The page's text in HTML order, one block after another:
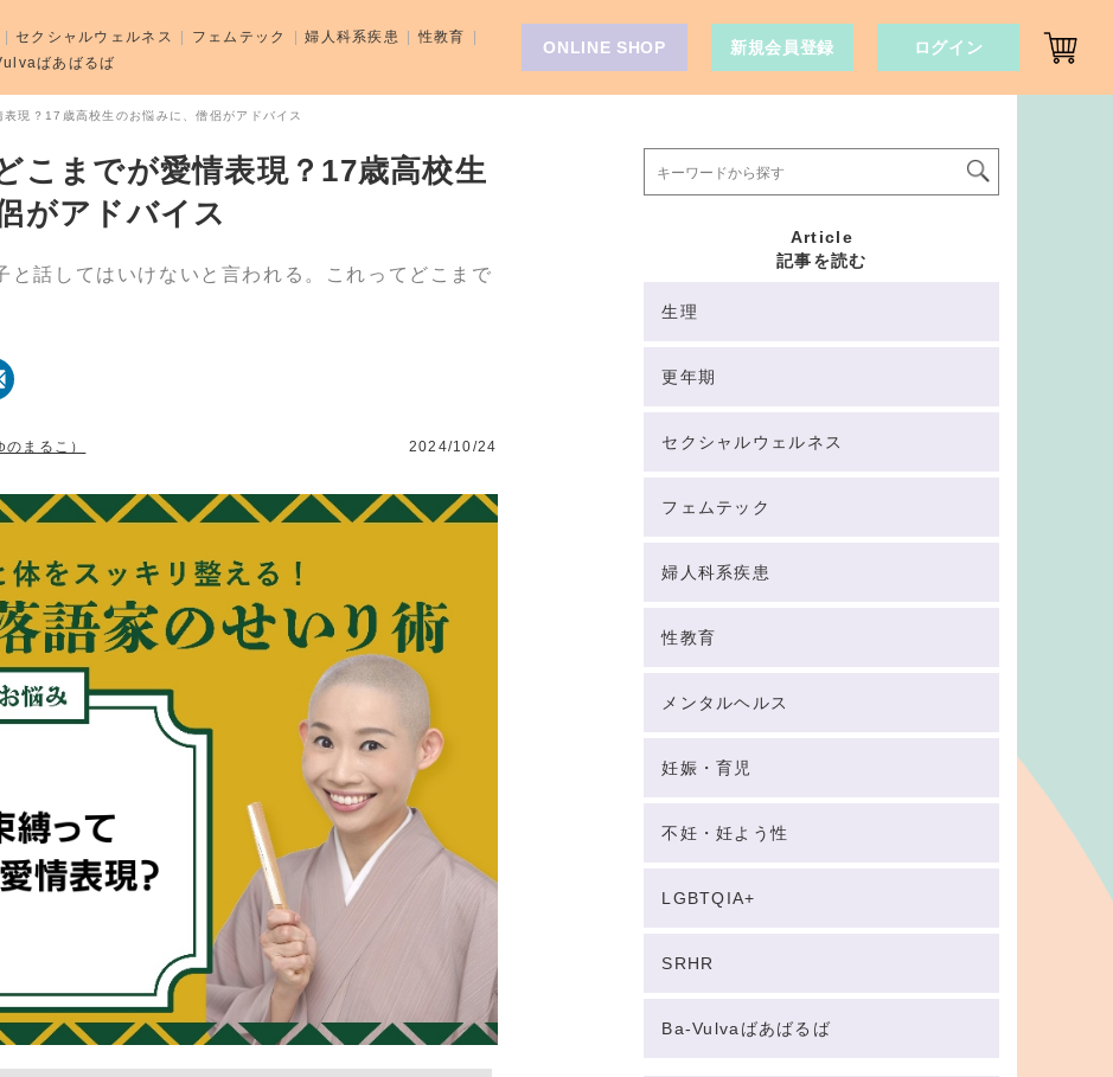
現？17歳高校生のお悩みに、僧侶がアドバイス
こまでが愛情表現？17歳高校生
がアドバイス
と話してはいけないと言われる。これってどこまで
まるこ） 2024/10/24
Article
記事を読む
生理
更年期
セクシャルウェルネス
フェムテック
婦人科系疾患
性教育
メンタルヘルス
妊娠・育児
不妊・妊よう性
LGBTQIA+
SRHR
Ba-Vulvaばあばるば
セクシャルウェルネス フェムテック 婦人科系疾患
性教育
ばあばるば
ONLINE SHOP 新規会員登録 ログイン